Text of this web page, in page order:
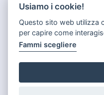
Usiamo i cookie!
Questo sito web utilizza
per capire come
Fammi scegliere